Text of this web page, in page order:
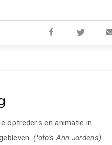
optredens en animatie in
(foto’s Ann Jordens)